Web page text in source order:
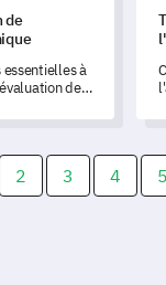
de
essentielles à
de
des parties
2 3 4 5